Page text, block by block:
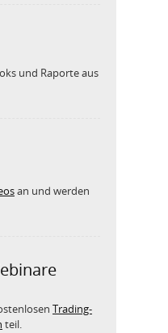
und Raporte aus
an und werden
Trading-
teil.